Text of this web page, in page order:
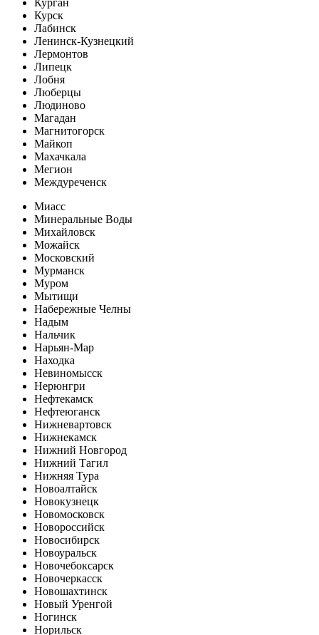
Курск
Лабинск
Ленинск-Кузнецкий
Лермонтов
Липецк
Лобня
Люберцы
Людиново
Магадан
Магнитогорск
Майкоп
Махачкала
Мегион
Междуреченск
Миасс
Минеральные Воды
Михайловск
Можайск
Московский
Мурманск
Муром
Мытищи
Набережные Челны
Надым
Нальчик
Нарьян-Мар
Находка
Невиномысск
Нерюнгри
Нефтекамск
Нефтеюганск
Нижневартовск
Нижнекамск
Нижний Новгород
Нижний Тагил
Нижняя Тура
Новоалтайск
Новокузнецк
Новомосковск
Новороссийск
Новосибирск
Новоуральск
Новочебоксарск
Новочеркасск
Новошахтинск
Новый Уренгой
Ногинск
Норильск